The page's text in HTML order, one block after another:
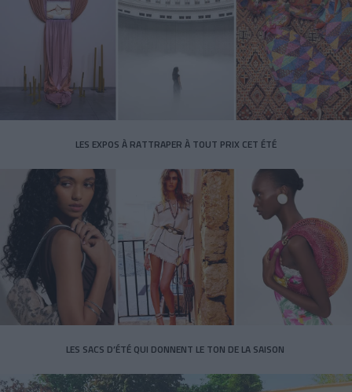
LES EXPOS À RATTRAPER À TOUT PRIX CET ÉTÉ
LES SACS D’ÉTÉ QUI DONNENT LE TON DE LA SAISON